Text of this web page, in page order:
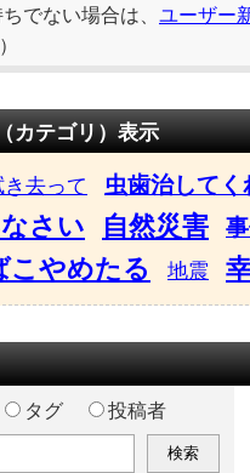
でない場合は、 ユーザー
カテゴリ）表示
き去って 虫歯治してく
さい 自然災害
こやめたる 地震
タグ 投稿者